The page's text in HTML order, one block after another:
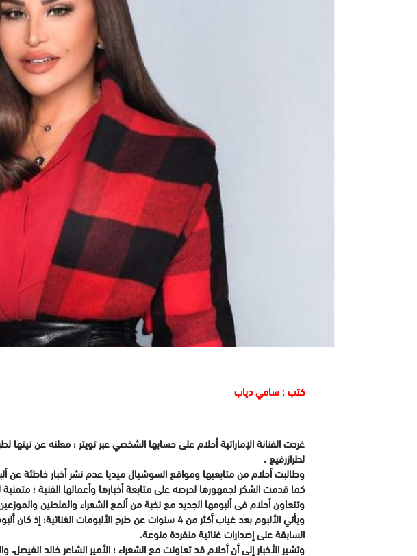
كتب : سامي دياب
غردت الفنانة الإماراتية أحلام على حسابها الشخصي عبر تويتر ؛ معلنه عن
لطرازرفيع .
وطالبت أحلام من متابعيها ومواقع السوشيال ميديا عدم نشر أخبار خاطئة عن
كما قدمت الشكر لجمهورها لحرصه على متابعة أخبارها وأعمالها الفنية ؛
وتتعاون أحلام فى ألبومها الجديد مع نخبة من ألمع الشعراء والملحنين
السابقة على إصدارات غنائية منفردة منوعة.
وتشير الأخبار إلى أن أحلام قد تعاونت مع الشعراء ؛ الأمير الشاعر خالد